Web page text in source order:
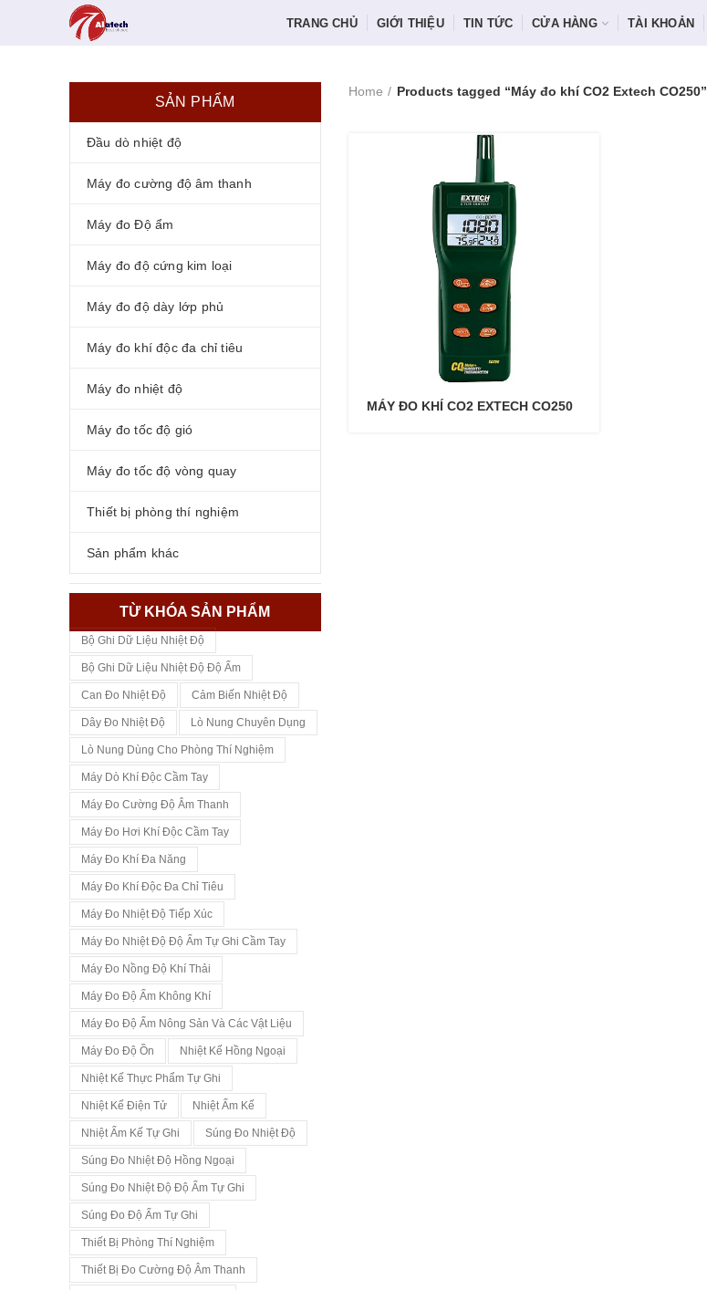
TRANG CHỦ GIỚI THIỆU TIN TỨC CỬA HÀNG TÀI KHOẢN
Home Products tagged “Máy đo khí CO2 Extech CO250”
MÁY ĐO KHÍ CO2 EXTECH CO250
SẢN PHẨM
Đầu dò nhiệt độ
Máy đo cường độ âm thanh
Máy đo Độ ẩm
Máy đo độ cứng kim loại
Máy đo độ dày lớp phủ
Máy đo khí độc đa chỉ tiêu
Máy đo nhiệt độ
Máy đo tốc độ gió
Máy đo tốc độ vòng quay
Thiết bị phòng thí nghiệm
Sản phẩm khác
TỪ KHÓA SẢN PHẨM
Bộ Ghi Dữ Liệu Nhiệt Độ
Bộ Ghi Dữ Liệu Nhiệt Độ Độ Ẩm
Can Đo Nhiệt Độ Cảm Biến Nhiệt Độ
Dây Đo Nhiệt Độ Lò Nung Chuyên Dụng
Lò Nung Dùng Cho Phòng Thí Nghiệm
Máy Dò Khí Độc Cầm Tay
Máy Đo Cường Độ Âm Thanh
Máy Đo Hơi Khí Độc Cầm Tay
Máy Đo Khí Đa Năng
Máy Đo Khí Độc Đa Chỉ Tiêu
Máy Đo Nhiệt Độ Tiếp Xúc
Máy Đo Nhiệt Độ Độ Ẩm Tự Ghi Cầm Tay
Máy Đo Nồng Độ Khí Thải
Máy Đo Độ Ẩm Không Khí
Máy Đo Độ Ẩm Nông Sản Và Các Vật Liệu
Máy Đo Độ Ồn Nhiệt Kế Hồng Ngoại
Nhiệt Kế Thực Phẩm Tự Ghi
Nhiệt Kế Điện Tử Nhiệt Ẩm Kế
Nhiệt Ẩm Kế Tự Ghi Súng Đo Nhiệt Độ
Súng Đo Nhiệt Độ Hồng Ngoại
Súng Đo Nhiệt Độ Độ Ẩm Tự Ghi
Súng Đo Độ Ẩm Tự Ghi
Thiết Bị Phòng Thí Nghiệm
Thiết Bị Đo Cường Độ Âm Thanh